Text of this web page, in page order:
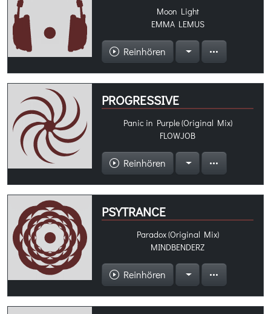
Moon Light
EMMA LEMUS
Reinhören
PROGRESSIVE
Panic in Purple (Original Mix)
FLOWJOB
Reinhören
PSYTRANCE
Paradox (Original Mix)
MINDBENDERZ
Reinhören